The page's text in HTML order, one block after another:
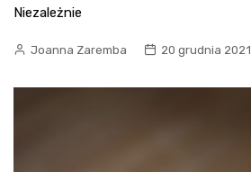
Niezależnie
Joanna Zaremba 20 grudnia 2021